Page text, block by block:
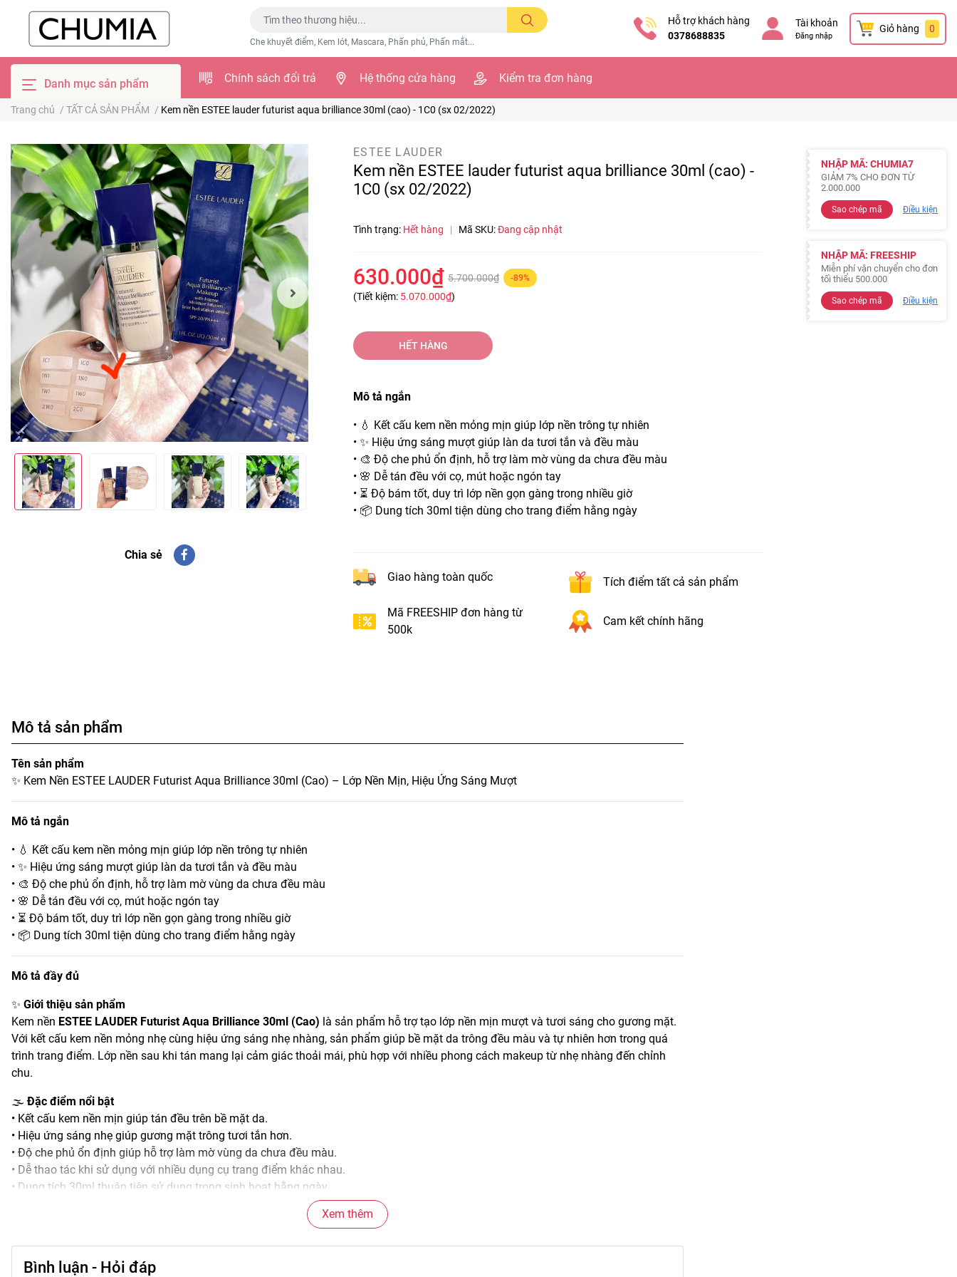
Che khuyết điểm, Kem lót, Mascara, Phấn phủ, Phấn mắt...
Hỗ trợ khách hàng
0378688835
Tài khoản
Đăng nhập
Giỏ hàng 0
Danh mục sản phẩm Chính sách đổi trả Hệ thống cửa hàng Kiểm tra đơn hàng
Trang chủ / TẤT CẢ SẢN PHẨM / Kem nền ESTEE lauder futurist aqua brilliance 30ml (cao) - 1C0 (sx 02/2022)
Chia sẻ
ESTEE LAUDER
Kem nền ESTEE lauder futurist aqua brilliance 30ml (cao) -
1C0 (sx 02/2022)
Tình trạng: Hết hàng | Mã SKU:Đang cập nhật
630.000₫ 5.700.000₫ -89%
(Tiết kiệm: 5.070.000₫)
HẾT HÀNG
Mô tả ngắn
• 💧 Kết cấu kem nền mỏng mịn giúp lớp nền trông tự nhiên
• ✨ Hiệu ứng sáng mượt giúp làn da tươi tắn và đều màu
• 🎨 Độ che phủ ổn định, hỗ trợ làm mờ vùng da chưa đều màu
• 🌸 Dễ tán đều với cọ, mút hoặc ngón tay
• ⏳ Độ bám tốt, duy trì lớp nền gọn gàng trong nhiều giờ
• 📦 Dung tích 30ml tiện dùng cho trang điểm hằng ngày
Giao hàng toàn quốc Tích điểm tất cả sản phẩm
Mã FREESHIP đơn hàng từ
500k
Cam kết chính hãng
NHẬP MÃ: CHUMIA7
GIẢM 7% CHO ĐƠN TỪ
2.000.000
Sao chép mã Điều kiện
NHẬP MÃ: FREESHIP
Miễn phí vận chuyển cho đơn
tối thiểu 500.000
Sao chép mã Điều kiện
Mô tả sản phẩm
Tên sản phẩm
✨ Kem Nền ESTEE LAUDER Futurist Aqua Brilliance 30ml (Cao) – Lớp Nền Mịn, Hiệu Ứng Sáng Mượt
Mô tả ngắn
• 💧 Kết cấu kem nền mỏng mịn giúp lớp nền trông tự nhiên
• ✨ Hiệu ứng sáng mượt giúp làn da tươi tắn và đều màu
• 🎨 Độ che phủ ổn định, hỗ trợ làm mờ vùng da chưa đều màu
• 🌸 Dễ tán đều với cọ, mút hoặc ngón tay
• ⏳ Độ bám tốt, duy trì lớp nền gọn gàng trong nhiều giờ
• 📦 Dung tích 30ml tiện dùng cho trang điểm hằng ngày
Mô tả đầy đủ
✨ Giới thiệu sản phẩm
Kem nền ESTEE LAUDER Futurist Aqua Brilliance 30ml (Cao) là sản phẩm hỗ trợ tạo lớp nền mịn mượt và tươi sáng cho gương mặt.
Với kết cấu kem nền mỏng nhẹ cùng hiệu ứng sáng nhẹ nhàng, sản phẩm giúp bề mặt da trông đều màu và tự nhiên hơn trong quá
trình trang điểm. Lớp nền sau khi tán mang lại cảm giác thoải mái, phù hợp với nhiều phong cách makeup từ nhẹ nhàng đến chỉnh
chu.
🌫️Đặc điểm nổi bật
• Kết cấu kem nền mịn giúp tán đều trên bề mặt da.
• Hiệu ứng sáng nhẹ giúp gương mặt trông tươi tắn hơn.
• Độ che phủ ổn định giúp hỗ trợ làm mờ vùng da chưa đều màu.
• Dễ thao tác khi sử dụng với nhiều dụng cụ trang điểm khác nhau.
• Dung tích 30ml thuận tiện sử dụng trong sinh hoạt hằng ngày.
• Hỗ trợ làm mờ vùng da chưa đều màu trên gương mặt.
• Mang lại hiệu ứng sáng nhẹ giúp lớp trang điểm tươi tắn hơn.
Xem thêm
Bình luận - Hỏi đáp